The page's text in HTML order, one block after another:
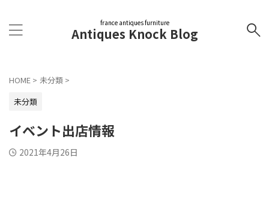
france antiques furniture
Antiques Knock Blog
HOME > 未分類 >
未分類
イベント出店情報
2021年4月26日